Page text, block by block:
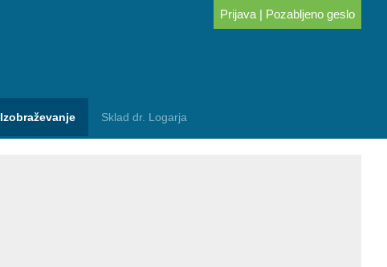
Prijava | Pozabljeno geslo
Izobraževanje Sklad dr. Logarja